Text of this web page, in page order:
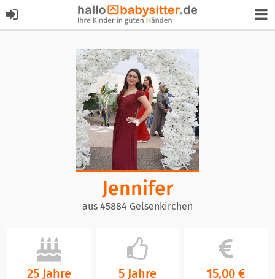
Jennifer
aus 45884 Gelsenkirchen
25 Jahre 5 Jahre 15,00 €